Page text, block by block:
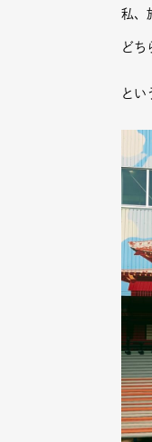
私、
どち
とい